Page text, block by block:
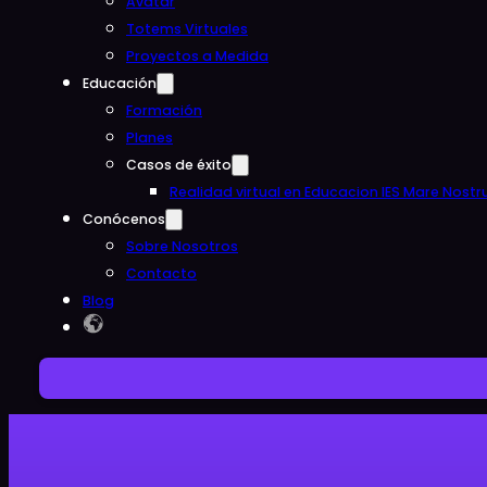
Totems Virtuales
Proyectos a Medida
Educación
Formación
Planes
Casos de éxito
Realidad virtual en Educacion IES Mare
Conócenos
Sobre Nosotros
Contacto
Blog